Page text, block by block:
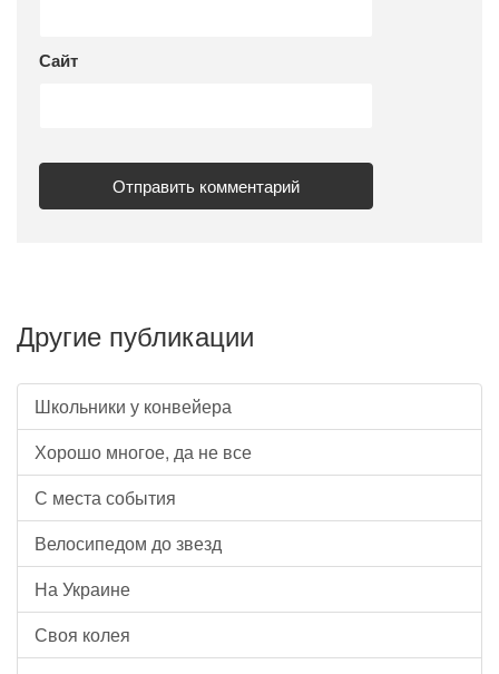
Сайт
Другие публикации
Школьники у конвейера
Хорошо многое, да не все
С места события
Велосипедом до звезд
На Украине
Своя колея